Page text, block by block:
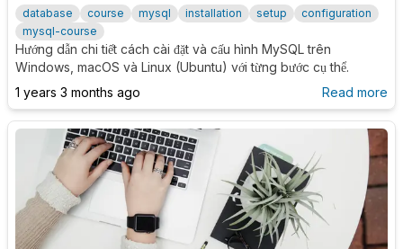
database course mysql installation setup
configuration
mysql-course
Hướng dẫn chi tiết cách cài đặt và cấu hình MySQL trên
Windows, macOS và Linux (Ubuntu) với từng bước cụ thể.
1 years 3 months ago
Read more